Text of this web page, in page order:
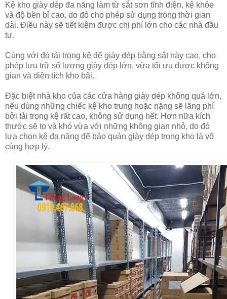
Kệ kho giày dép đa năng làm từ sắt sơn tĩnh điện, kệ khỏe
và độ bền bỉ cao, do đó cho phép sử dụng trong thời gian
dài. Điều này sẽ tiết kiệm được chi phí lớn cho các nhà đầu
tư.
Cùng với đó tải trọng kệ để giày dép bằng sắt này cao, cho
phép lưu trữ số lượng giày dép lớn, vừa tối ưu được không
gian và diện tích kho bãi.
Đặc biệt nhà kho của các cửa hàng giày dép không quá lớn,
nếu dùng những chiếc kệ kho trung hoặc nặng sẽ lãng phí
bởi tải trọng kệ rất cao, không sử dụng hết. Hơn nữa kích
thước sẽ to và khó vừa với những không gian nhỏ, do đó
lựa chọn kệ đa năng để bảo quản giày dép trong kho là vô
cùng hợp lý.